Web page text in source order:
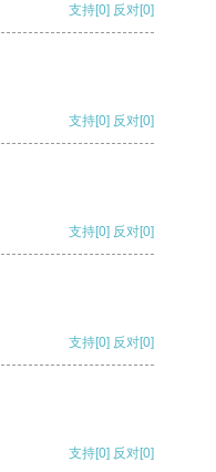
支持[0] 反对[0]
支持[0] 反对[0]
支持[0] 反对[0]
支持[0] 反对[0]
支持[0] 反对[0]